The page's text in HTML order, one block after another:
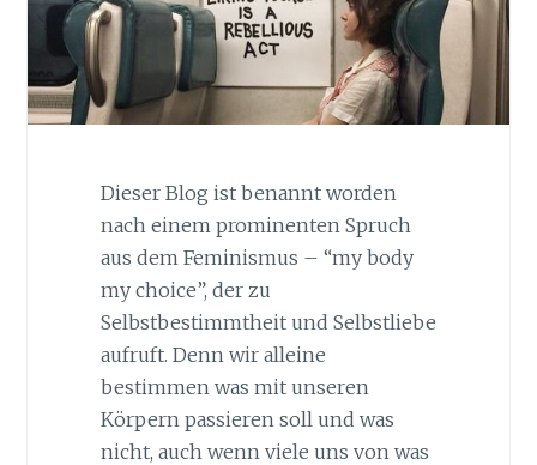
Dieser Blog ist benannt worden
nach einem prominenten Spruch
aus dem Feminismus – “my body
my choice”, der zu
Selbstbestimmtheit und Selbstliebe
aufruft. Denn wir alleine
bestimmen was mit unseren
Körpern passieren soll und was
nicht, auch wenn viele uns von was